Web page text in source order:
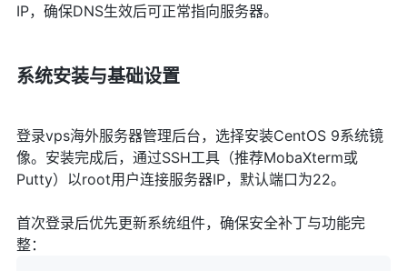
IP，确保DNS生效后可正常指向服务器。
系统安装与基础设置
登录vps海外服务器管理后台，选择安装CentOS 9系统镜
像。安装完成后，通过SSH工具（推荐MobaXterm或
Putty）以root用户连接服务器IP，默认端口为22。
首次登录后优先更新系统组件，确保安全补丁与功能完
整：